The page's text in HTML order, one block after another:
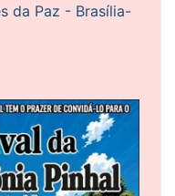
da Paz - Brasília-